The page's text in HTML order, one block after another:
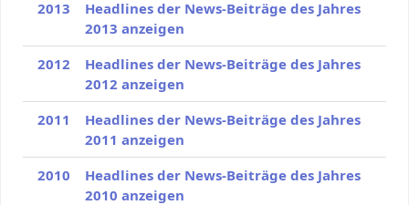
2013
Headlines der News-Beiträge des Jahres
2013 anzeigen
2012
Headlines der News-Beiträge des Jahres
2012 anzeigen
2011
Headlines der News-Beiträge des Jahres
2011 anzeigen
2010
Headlines der News-Beiträge des Jahres
2010 anzeigen